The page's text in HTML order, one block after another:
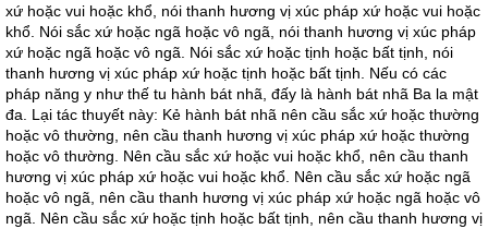
xứ hoặc vui hoặc khổ, nói thanh hương vị xúc pháp xứ hoặc vui hoặc
khổ. Nói sắc xứ hoặc ngã hoặc vô ngã, nói thanh hương vị xúc pháp
xứ hoặc ngã hoặc vô ngã. Nói sắc xứ hoặc tịnh hoặc bất tịnh, nói
thanh hương vị xúc pháp xứ hoặc tịnh hoặc bất tịnh. Nếu có các
pháp năng y như thế tu hành bát nhã, đấy là hành bát nhã Ba la mật
đa. Lại tác thuyết này: Kẻ hành bát nhã nên cầu sắc xứ hoặc thường
hoặc vô thường, nên cầu thanh hương vị xúc pháp xứ hoặc thường
hoặc vô thường. Nên cầu sắc xứ hoặc vui hoặc khổ, nên cầu thanh
hương vị xúc pháp xứ hoặc vui hoặc khổ. Nên cầu sắc xứ hoặc ngã
hoặc vô ngã, nên cầu thanh hương vị xúc pháp xứ hoặc ngã hoặc vô
ngã. Nên cầu sắc xứ hoặc tịnh hoặc bất tịnh, nên cầu thanh hương vị